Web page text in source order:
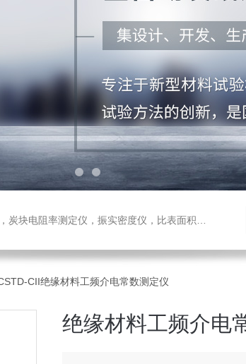
试仪，真密度仪，炭块热膨胀仪，炭块透气率仪，炭块二氧化碳反应测定仪
CII绝缘材料工频介电常数测定仪
绝缘材料工频介电